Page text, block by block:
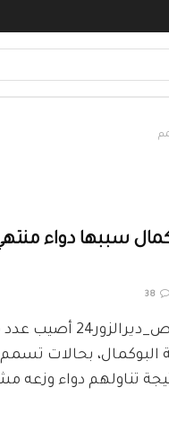
سببها دواء
صورة المقال تعبيرية
بحالات تسمم
تناولهم دواء وزعه